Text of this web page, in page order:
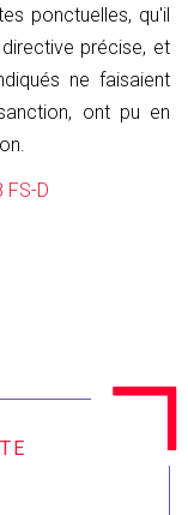
ponctuelles, qu'il
précise, et
ne faisaient
ont pu en
FS-D